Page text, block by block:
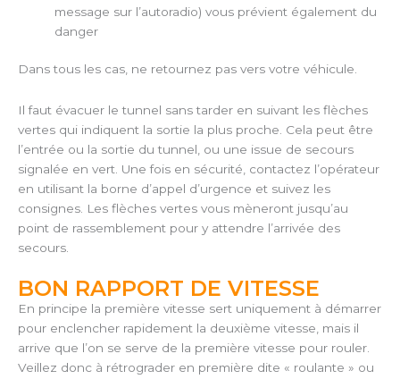
message sur l’autoradio) vous prévient également du
danger
Dans tous les cas, ne retournez pas vers votre véhicule.
Il faut évacuer le tunnel sans tarder en suivant les flèches
vertes qui indiquent la sortie la plus proche. Cela peut être
l’entrée ou la sortie du tunnel, ou une issue de secours
signalée en vert. Une fois en sécurité, contactez l’opérateur
en utilisant la borne d’appel d’urgence et suivez les
consignes. Les flèches vertes vous mèneront jusqu’au
point de rassemblement pour y attendre l’arrivée des
secours.
BON RAPPORT DE VITESSE
En principe la première vitesse sert uniquement à démarrer
pour enclencher rapidement la deuxième vitesse, mais il
arrive que l’on se serve de la première vitesse pour rouler.
Veillez donc à rétrograder en première dite « roulante » ou